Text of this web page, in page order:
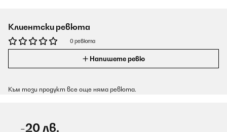
Клиентски ревюта
0 ревюта
Напишете ревю
Към този продукт все още няма ревюта.
-20 лв.